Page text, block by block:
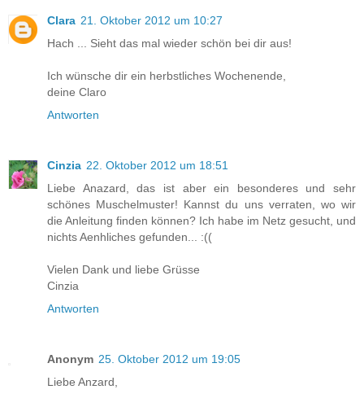
Clara 21. Oktober 2012 um 10:27
Hach ... Sieht das mal wieder schön bei dir aus!
Ich wünsche dir ein herbstliches Wochenende,
deine Claro
Antworten
Cinzia 22. Oktober 2012 um 18:51
Liebe Anazard, das ist aber ein besonderes und sehr
schönes Muschelmuster! Kannst du uns verraten, wo wir
die Anleitung finden können? Ich habe im Netz gesucht, und
nichts Aenhliches gefunden... :((
Vielen Dank und liebe Grüsse
Cinzia
Antworten
Anonym 25. Oktober 2012 um 19:05
Liebe Anzard,